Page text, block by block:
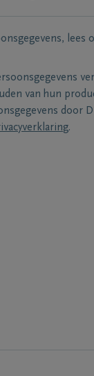
lees
van hun
door
.